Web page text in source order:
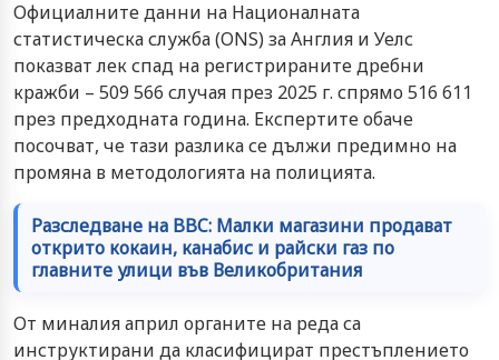
Официалните данни на Националната
статистическа служба (ONS) за Англия и Уелс
показват лек спад на регистрираните дребни
кражби – 509 566 случая през 2025 г. спрямо 516 611
през предходната година. Експертите обаче
посочват, че тази разлика се дължи предимно на
промяна в методологията на полицията.
Разследване на BBC: Малки магазини продават
открито кокаин, канабис и райски газ по
главните улици във Великобритания
От миналия април органите на реда са
инструктирани да класифицират престъплението